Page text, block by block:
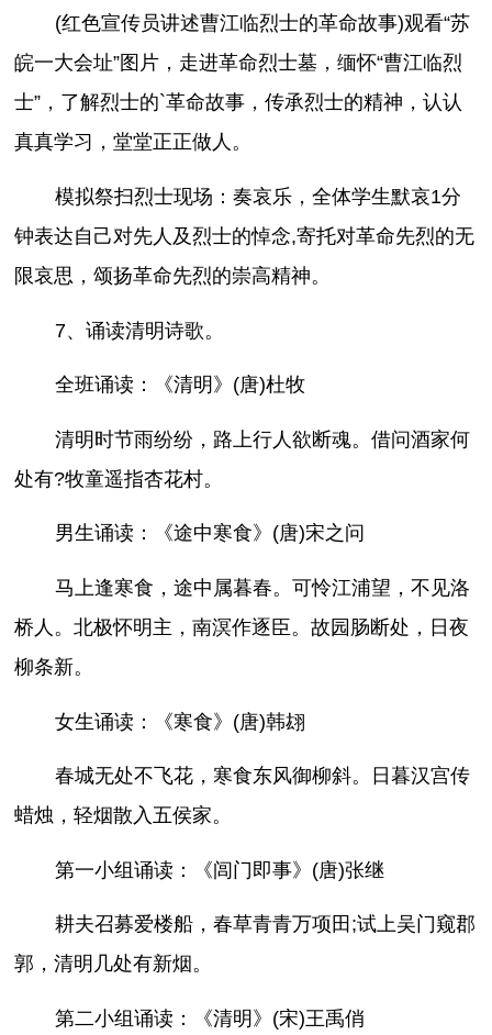
(红色宣传员讲述曹江临烈士的革命故事)观看“苏
皖一大会址”图片，走进革命烈士墓，缅怀“曹江临烈
士”，了解烈士的`革命故事，传承烈士的精神，认认
真真学习，堂堂正正做人。
模拟祭扫烈士现场：奏哀乐，全体学生默哀1分
钟表达自己对先人及烈士的悼念,寄托对革命先烈的无
限哀思，颂扬革命先烈的崇高精神。
7、诵读清明诗歌。
全班诵读：《清明》(唐)杜牧
清明时节雨纷纷，路上行人欲断魂。借问酒家何
处有?牧童遥指杏花村。
男生诵读：《途中寒食》(唐)宋之问
马上逢寒食，途中属暮春。可怜江浦望，不见洛
桥人。北极怀明主，南溟作逐臣。故园肠断处，日夜
柳条新。
女生诵读：《寒食》(唐)韩翃
春城无处不飞花，寒食东风御柳斜。日暮汉宫传
蜡烛，轻烟散入五侯家。
第一小组诵读：《闾门即事》(唐)张继
耕夫召募爱楼船，春草青青万项田;试上吴门窥郡
郭，清明几处有新烟。
第二小组诵读：《清明》(宋)王禹俏